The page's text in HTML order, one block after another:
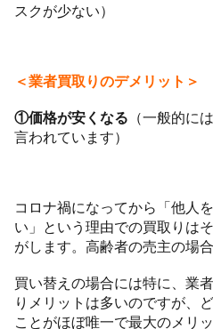
スクが少ない）
＜業者買取りのデメリット＞
①価格が安くなる （一般的に
言われています）
コロナ禍になってから「他人
い」という理由での買取りは
がします。高齢者の売主の場
買い替えの場合には特に、業
りメリットは多いのですが、
ことがほぼ唯一で最大のメリッ